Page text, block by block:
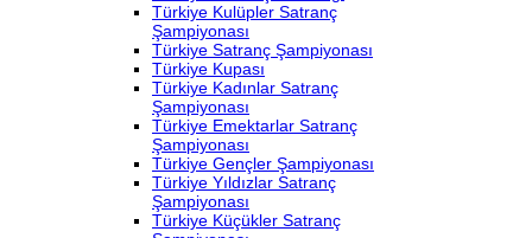
Türkiye Kulüpler Satranç
Şampiyonası
Türkiye Satranç Şampiyonası
Türkiye Kupası
Türkiye Kadınlar Satranç
Şampiyonası
Türkiye Emektarlar Satranç
Şampiyonası
Türkiye Gençler Şampiyonası
Türkiye Yıldızlar Satranç
Şampiyonası
Türkiye Küçükler Satranç